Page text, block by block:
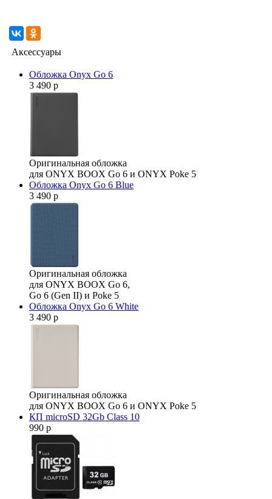
Аксессуары
Обложка Onyx Go 6
3 490 р
Оригинальная обложка
для ONYX BOOX Go 6 и ONYX Poke 5
Обложка Onyx Go 6 Blue
3 490 р
Оригинальная обложка
для ONYX BOOX Go 6,
Go 6 (Gen II) и Poke 5
Обложка Onyx Go 6 White
3 490 р
Оригинальная обложка
для ONYX BOOX Go 6 и ONYX Poke 5
КП microSD 32Gb Class 10
990 р